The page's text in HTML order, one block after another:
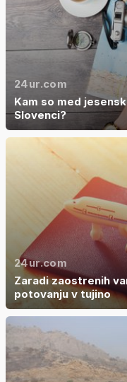
24ur.com
Kam so med
Slovenci?
24ur.com
Zaradi zaostrenih
potovanju v tujino